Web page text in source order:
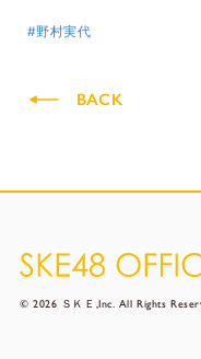
#野村実代
BACK
© 2026 ＳＫＥ,Inc. All Rights